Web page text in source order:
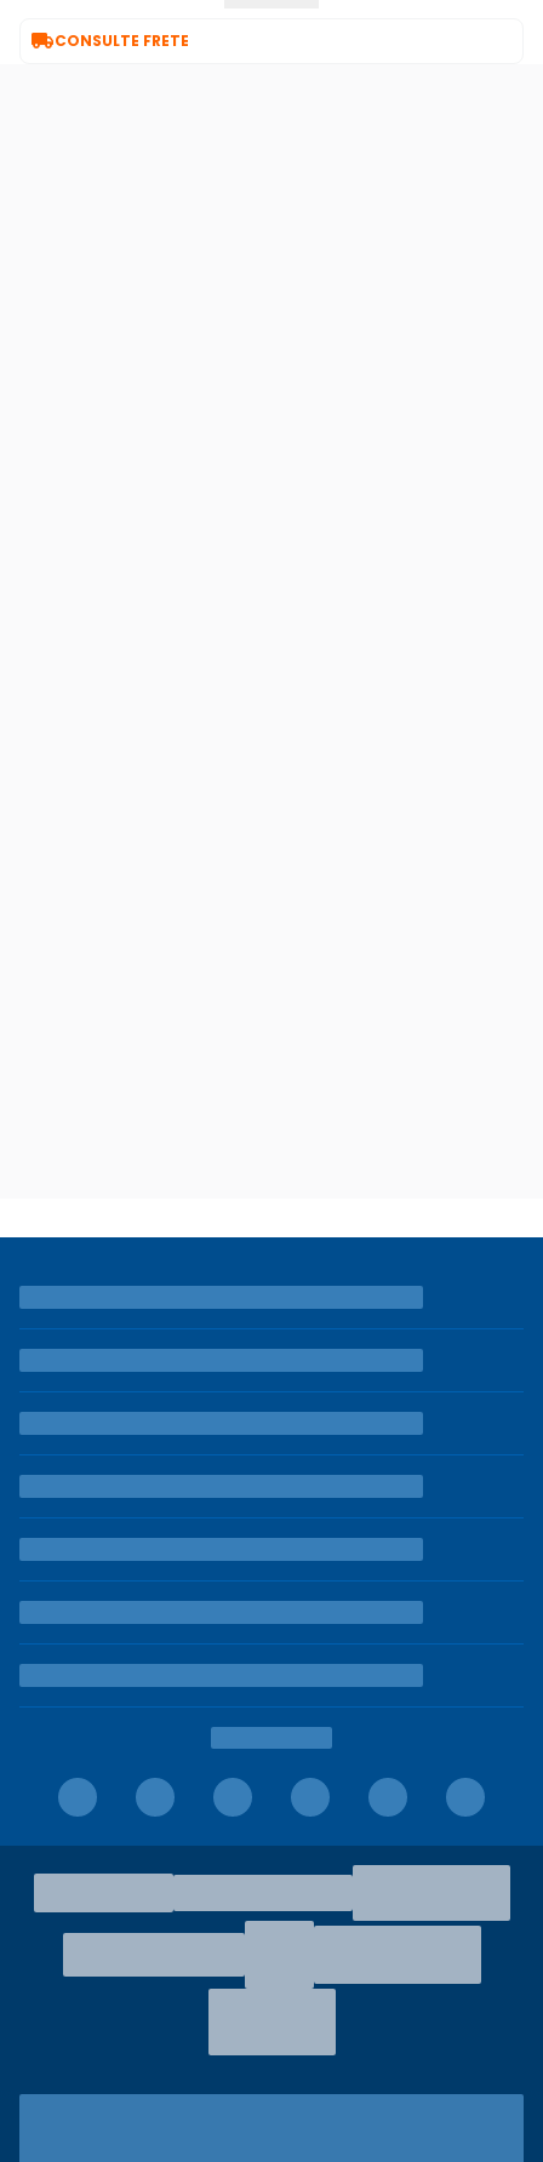
CONSULTE FRETE